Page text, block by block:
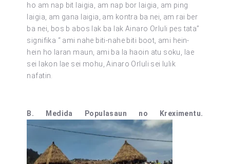
ho am nap bit laigia, am nap bor laigia, am ping
laigia, am gana laigia, am kontra ba nei, am rai ber
ba nei, bos b abos lak ba lak Ainaro Orluli pes tata”
signifika “ ami nahe biti-nahe biti boot, ami hein-
hein ho laran maun, ami ba la haoin atu soku, lae
sei lakon lae sei mohu, Ainaro Orluli sei lulik
nafatin.
B. Medida Populasaun no Kreximentu.